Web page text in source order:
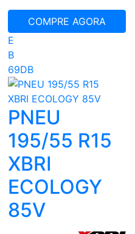
COMPRE AGORA
E
B
69DB
PNEU
195/55 R15
XBRI
ECOLOGY
85V